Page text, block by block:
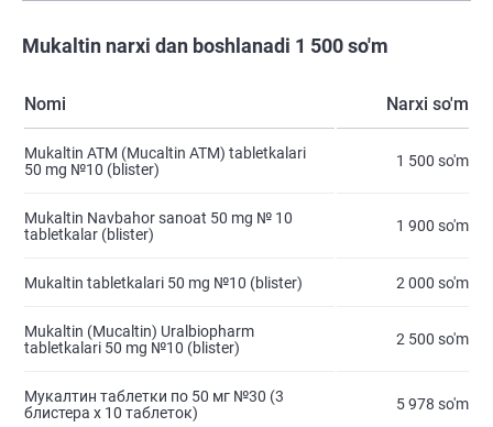
Mukaltin narxi dan boshlanadi 1 500 so'm
Nomi Narxi so'm
Mukaltin ATM (Mucaltin ATM) tabletkalari
50 mg №10 (blister)
1 500 so'm
Mukaltin Navbahor sanoat 50 mg № 10
tabletkalar (blister)
1 900 so'm
Mukaltin tabletkalari 50 mg №10 (blister) 2 000 so'm
Mukaltin (Mucaltin) Uralbiopharm
tabletkalari 50 mg №10 (blister)
2 500 so'm
Мукалтин таблетки по 50 мг №30 (3
блистера x 10 таблеток)
5 978 so'm